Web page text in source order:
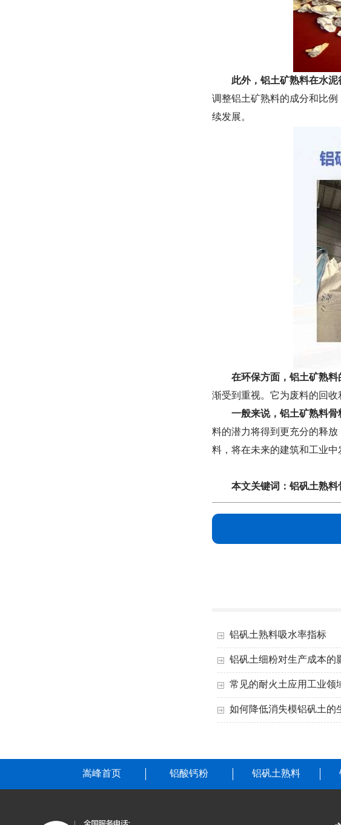
此外，铝土矿熟料在水泥
调整铝土矿熟料的成分和比
续发展。
在环保方面，铝土矿熟
渐受到重视。它为废料的回
一般来说， 铝土矿熟料骨
料的潜力将得到更充分的释
料，将在未来的建筑和工业中
本文关键词： 铝矾土熟料
铝矾土熟料吸水率指标
铝矾土细粉对生产成本的
常见的耐火土应用工业领
如何降低消失模铝矾土
嵩峰首页 铝酸钙粉 铝矾土熟料